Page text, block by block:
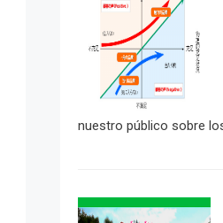
nuestro público sobre